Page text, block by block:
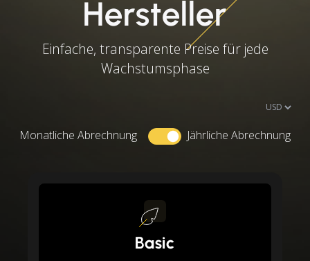
Hersteller
Einfache, transparente Preise für jede
Wachstumsphase
Monatliche Abrechnung Jährliche Abrechnung
Basic